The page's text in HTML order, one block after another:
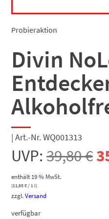
Probieraktion
Divin
| Art.-Nr. WQ001313
UVP: 39,80€
enthält 19 % MwSt.
(11,85€/ 1 l)
zzgl.Versand
verfügbar